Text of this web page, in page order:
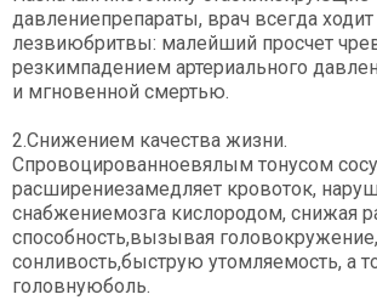
давлениепрепараты, врач всегда ходит
лезвиюбритвы: малейший просчет
резкимпадением артериального
и мгновенной смертью.
2.Снижением качества жизни.
Спровоцированноевялым тонусом
расширениезамедляет кровоток,
снабжениемозга кислородом, снижая
способность,вызывая головокружение,
сонливость,быструю утомляемость, а
головнуюболь.